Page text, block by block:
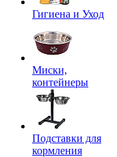
Гигиена и Уход
Миски,
контейнеры
Подставки для
кормления